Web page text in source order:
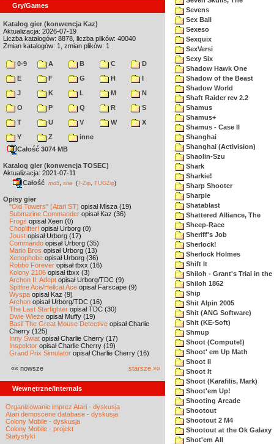
Gry/Games
Katalog gier (konwencja Kaz)
Aktualizacja: 2026-07-19
Liczba katalogów: 8878, liczba plików: 40040
Zmian katalogów: 1, zmian plików: 1
0-9 A B C
D
E
F G H
I
J
K L M
N
O
P Q R
S
T
U V W
X
Y
Z
inne
Całość 3074 MB
Katalog gier (konwencja TOSEC)
Aktualizacja: 2021-07-11
Całość md5 sha (7-Zip TUGZip)
Opisy gier
"Old Towers" (Atari ST) opisał Misza (19)
Submarine Commander opisał Kaz (36)
Frogs opisał Xeen (0)
Choplifter! opisał Urborg (0)
Joust opisał Urborg (17)
Commando opisał Urborg (35)
Mario Bros opisał Urborg (13)
Xenophobe opisał Urborg (36)
Robbo Forever opisał tbxx (16)
Kolony 2106 opisał tbxx (3)
Archon II: Adept opisał Urborg/TDC (9)
Spitfire Ace/Hellcat Ace opisał Farscape (9)
Wyspa opisał Kaz (9)
Archon opisał Urborg/TDC (16)
The Last Starfighter opisał TDC (30)
Dwie Wieże opisał Muffy (19)
Basil The Great Mouse Detective opisał Charlie
Cherry (125)
Inny Świat opisał Charlie Cherry (17)
Inspektor opisał Charlie Cherry (19)
Grand Prix Simulator opisał Charlie Cherry (16)
«« nowsze starsze »»
Wewnętrzne/Internals
Organizowanie imprez Atari - dyskusja
Atari demoscene database - dyskusja
Colony Mobile - dyskusja
Colony Mobile - projekt
Statystyki
Sevens
Sex Ball
Sexeso
Sexquix
SexVersi
Sexy Six
Shadow Hawk One
Shadow of the Beast
Shadow World
Shaft Raider rev 2.2
Shamus
Shamus+
Shamus - Case II
Shanghai
Shanghai (Activision)
Shaolin-Szu
Shark
Sharkie!
Sharp Shooter
Sharpie
Shatablast
Shattered Alliance, The
Sheep-Race
Sheriff's Job
Sherlock!
Sherlock Holmes
Shift It
Shiloh - Grant's Trial in the
Shiloh 1862
Ship
Shit Alpin 2005
Shit (ANG Software)
Shit (KE-Soft)
Shmup
Shoot (Compute!)
Shoot' em Up Math
Shoot II
Shoot It
Shoot (Karafilis, Mark)
Shoot'em Up!
Shooting Arcade
Shootout
Shootout 2 M4
Shootout at the Ok Galaxy
Shot'em All